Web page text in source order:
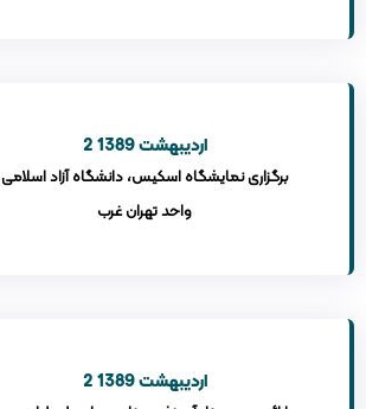
2 اردیبهشت 1389
برگزاری نمایشگاه اسکیس، دانشگاه آزاد اسلامی
واحد تهران غرب
2 اردیبهشت 1389